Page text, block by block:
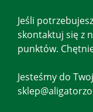
Jeśli
skontaktuj się z
punktów.
Jesteśmy do